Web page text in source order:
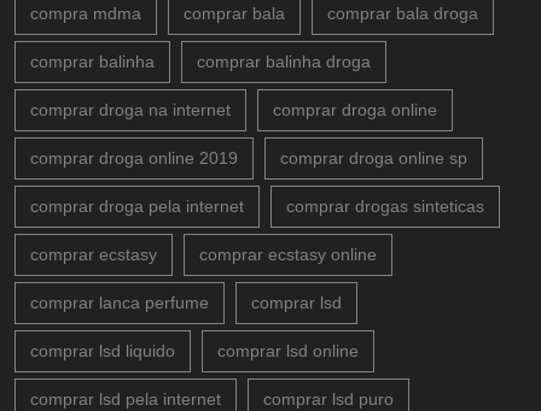
compra mdma comprar bala comprar bala droga
comprar balinha comprar balinha droga
comprar droga na internet comprar droga online
comprar droga online 2019 comprar droga online sp
comprar droga pela internet comprar drogas sinteticas
comprar ecstasy comprar ecstasy online
comprar lanca perfume comprar lsd
comprar lsd liquido comprar lsd online
comprar lsd pela internet comprar lsd puro